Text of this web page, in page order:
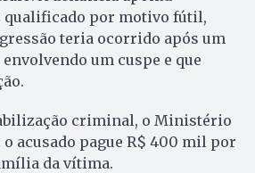
por motivo fútil,
teria ocorrido após um
um cuspe e que
criminal, o Ministério
acusado pague R$ 400 mil por
da vítima.